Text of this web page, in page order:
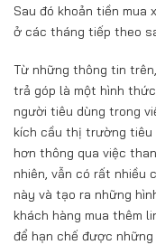
Sau đó khoản tiền mua
ở các tháng tiếp theo
Từ những thông tin
trả góp là một hình
người tiêu dùng trong
kích cầu thị trường tiêu
hơn thông qua việc
nhiên, vẫn có rất nhiều
này và tạo ra những
khách hàng mua thêm
để hạn chế được